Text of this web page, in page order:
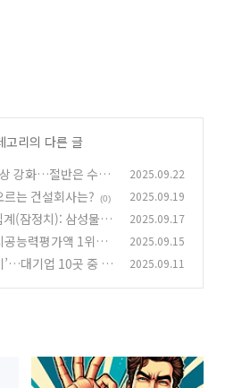
고리의 다른 글
강화…절반은 수시
2025.09.22
는 건설회사는? (0) 2025.09.19
(잠정치): 삼성물산
?
(1)
2025.09.17
능력평가액 1위~5
2025.09.15
’…대기업 10곳 중 6
2025.09.11